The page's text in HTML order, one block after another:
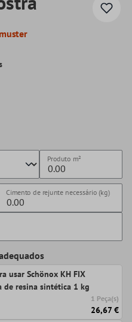
Produto m²
Cimento de rejunte necessário (kg)
usar Schönox KH FIX
de resina sintética 1 kg
1 Peça(s)
26,67 €